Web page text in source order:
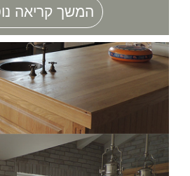
המשך קריאה